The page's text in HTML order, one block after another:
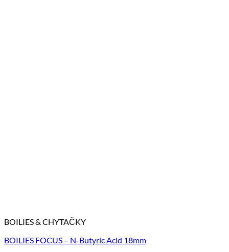
BOILIES & CHYTAČKY
BOILIES FOCUS – N-Butyric Acid 18mm